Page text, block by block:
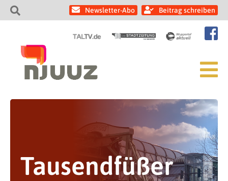
Newsletter-Abo Beitrag schreiben
Tausendfüßer